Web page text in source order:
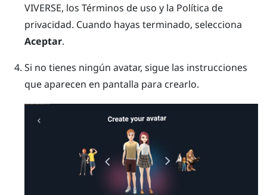
VIVERSE, los Términos de uso y la Política de
privacidad. Cuando hayas terminado, selecciona
Aceptar.
Si no tienes ningún avatar, sigue las instrucciones
que aparecen en pantalla para crearlo.